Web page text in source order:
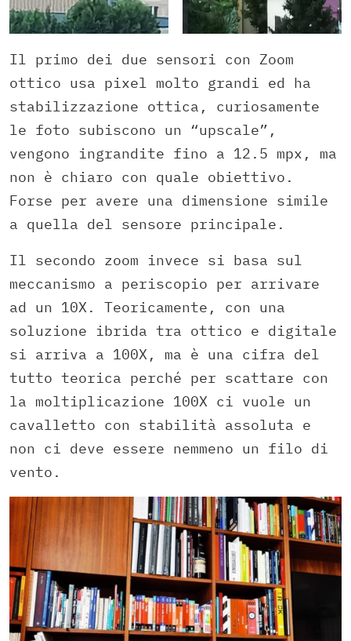
Il primo dei due sensori con Zoom
ottico usa pixel molto grandi ed ha
stabilizzazione ottica, curiosamente
le foto subiscono un “upscale”,
vengono ingrandite fino a 12.5 mpx, ma
non è chiaro con quale obiettivo.
Forse per avere una dimensione simile
a quella del sensore principale.
Il secondo zoom invece si basa sul
meccanismo a periscopio per arrivare
ad un 10X. Teoricamente, con una
soluzione ibrida tra ottico e digitale
si arriva a 100X, ma è una cifra del
tutto teorica perché per scattare con
la moltiplicazione 100X ci vuole un
cavalletto con stabilità assoluta e
non ci deve essere nemmeno un filo di
vento.